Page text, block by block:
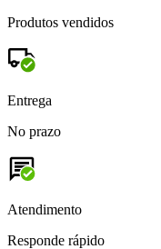
Produtos vendidos
Entrega
No prazo
Atendimento
Responde rápido